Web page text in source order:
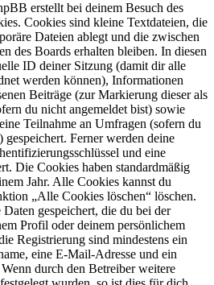
erstellt bei deinem Besuch des
Cookies sind kleine Textdateien, die
Dateien ablegt und die zwischen
des Boards erhalten bleiben. In diesen
ID deiner Sitzung (damit dir alle
werden können), Informationen
Beiträge (zur Markierung dieser als
du nicht angemeldet bist) sowie
Teilnahme an Umfragen (sofern du
gespeichert. Ferner werden deine
und eine
Die Cookies haben standardmäßig
Jahr. Alle Cookies kannst du
„Alle Cookies löschen“ löschen.
gespeichert, die du bei der
Profil oder deinem persönlichem
Registrierung sind mindestens ein
eine E-Mail-Adresse und ein
durch den Betreiber weitere